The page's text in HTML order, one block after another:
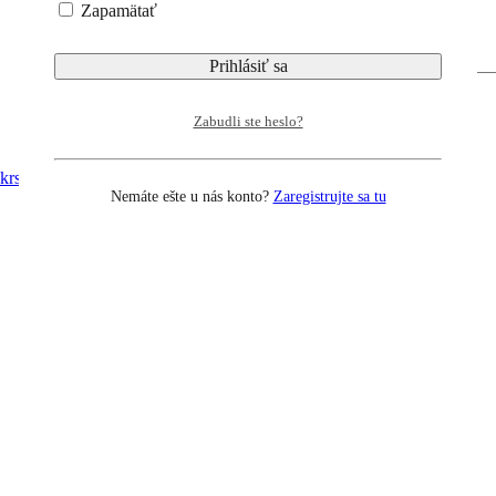
Zapamätať
Zabudli ste heslo?
Nemáte ešte u nás konto? Zaregistrujte sa tu